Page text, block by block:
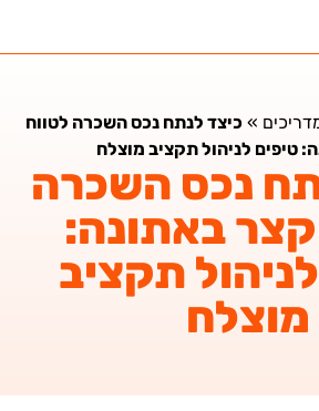
»כיצד לנתח נכס השכרה לטווח
טיפים לניהול תקציב מוצלח
נכס השכרה
קצר באתונה:
תקציב
מוצלח